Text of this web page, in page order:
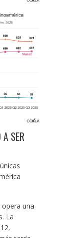
A SER
una
La